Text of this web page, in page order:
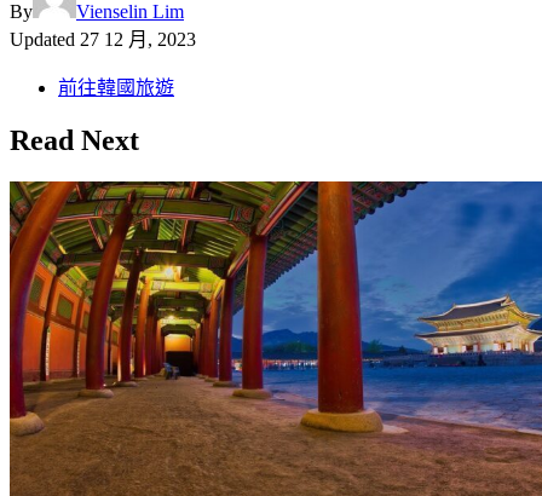
By
Vienselin Lim
Updated 27 12 月, 2023
前往韓國旅遊
Read Next